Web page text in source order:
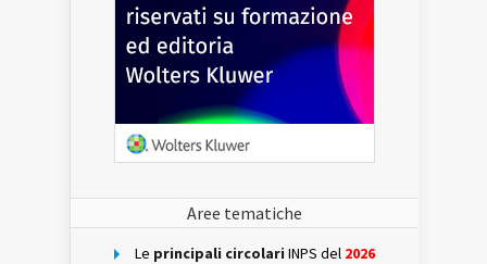
Aree tematiche
Le principali circolari INPS del 2026